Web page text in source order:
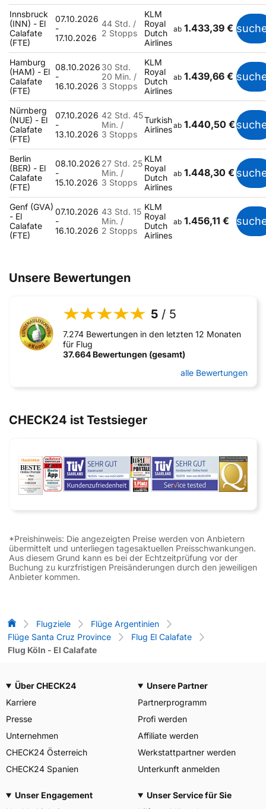
Innsbruck
(INN) - El
Calafate
(FTE)
07.10.2026
-
17.10.2026
44 Std. /
2 Stopps
KLM
Royal
Dutch
Airlines
ab 1.433,39 €
Hamburg
(HAM) - El
Calafate
(FTE)
08.10.2026
-
16.10.2026
30 Std.
20 Min. /
3 Stopps
KLM
Royal
Dutch
Airlines
ab 1.439,66 €
Nürnberg
(NUE) - El
Calafate
(FTE)
07.10.2026
-
13.10.2026
42 Std. 45
Min. /
3 Stopps
Turkish
Airlinesab 1.440,50 €
Berlin
(BER) - El
Calafate
(FTE)
08.10.2026
-
15.10.2026
27 Std. 25
Min. /
3 Stopps
KLM
Royal
Dutch
Airlines
ab 1.448,30 €
Genf (GVA)
- El
Calafate
(FTE)
07.10.2026
-
16.10.2026
43 Std. 15
Min. /
2 Stopps
KLM
Royal
Dutch
Airlines
ab 1.456,11 €
Unsere Bewertungen
5 / 5
7.274 Bewertungen in den letzten 12 Monaten
für Flug
37.664 Bewertungen (gesamt)
alle Bewertungen
CHECK24 ist Testsieger
*Preishinweis: Die angezeigten Preise werden von Anbietern
übermittelt und unterliegen tagesaktuellen Preisschwankungen.
Aus diesem Grund kann es bei der Echtzeitprüfung vor der
Buchung zu kurzfristigen Preisänderungen durch den jeweiligen
Anbieter kommen.
Flug-Vergleich
Flugziele
Flüge Argentinien
Flüge Santa Cruz Province
Flug El Calafate
Flug Köln - El Calafate
Über CHECK24
Karriere
Presse
Unternehmen
CHECK24 Österreich
CHECK24 Spanien
Unsere Partner
Partnerprogramm
Profi werden
Affiliate werden
Werkstattpartner werden
Unterkunft anmelden
Unser Engagement
Unser Service für Sie